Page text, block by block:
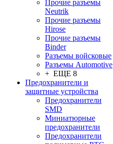
Прочие разъемы
Neutrik
Прочие разъемы
Hirose
Прочие разъемы
Binder
Разъемы войсковые
Разъeмы Automotive
+ ЕЩЕ 8
Предохранители и
защитные устройства
Предохранители
SMD
Миниатюрные
предохранители
Предохранители